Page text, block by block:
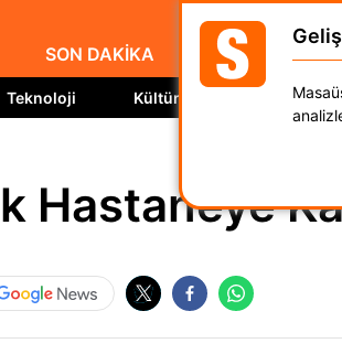
SON DAKİKA GÜNCEL
Teknoloji Kültür Sanat Kadın
Hastaneye